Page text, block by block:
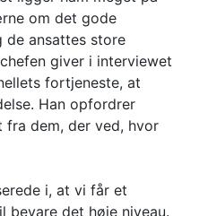
om det gode
de ansattes store
giver i interviewet
fortjeneste, at
Han opfordrer
dem, der ved, hvor
i, at vi får et
bevare det høje niveau.